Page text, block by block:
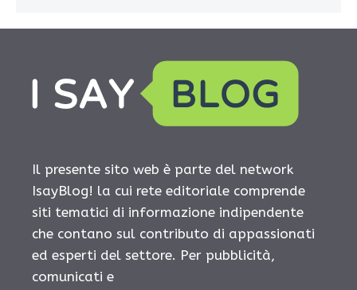
Il presente sito web è parte del network
IsayBlog! la cui rete editoriale comprende
siti tematici di informazione indipendente
che contano sul contributo di appassionati
ed esperti del settore. Per pubblicità,
comunicati e